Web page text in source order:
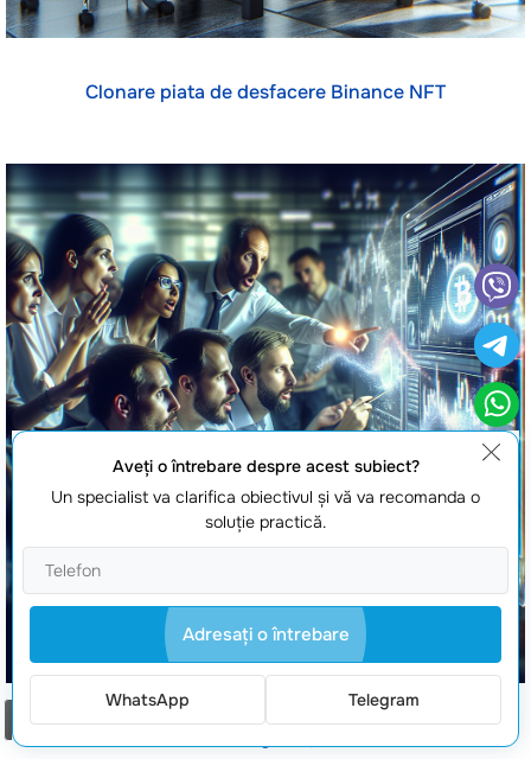
Clonare piata de desfacere Binance NFT
Aveţi o întrebare despre acest subiect?
Un specialist va clarifica obiectivul şi vă va recomanda o
soluţie practică.
Adresaţi o întrebare
WhatsApp Telegram
Comanda un apel